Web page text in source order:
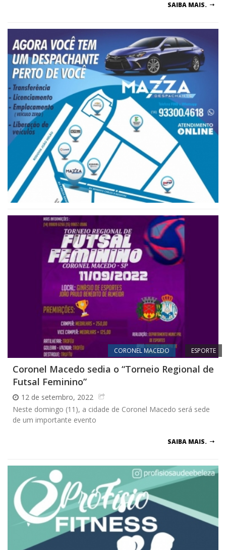
SAIBA MAIS.
CORONEL MACEDO ESPORTE
Coronel Macedo sedia o “Torneio Regional de
Futsal Feminino”
12 de setembro, 2022
Neste domingo (11), a cidade de Coronel Macedo será sede
de um importante evento
SAIBA MAIS.